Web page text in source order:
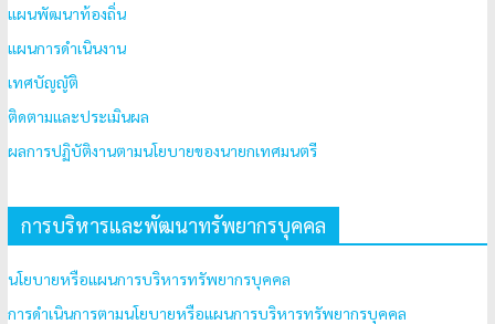
แผนพัฒนาท้องถิ่น
แผนการดำเนินงาน
เทศบัญญัติ
ติดตามและประเมินผล
ผลการปฏิบัติงานตามนโยบายของนายกเทศมนตรี
การบริหารและพัฒนาทรัพยากรบุคคล
นโยบายหรือแผนการบริหารทรัพยากรบุคคล
การดำเนินการตามนโยบายหรือแผนการบริหารทรัพยากรบุคคล